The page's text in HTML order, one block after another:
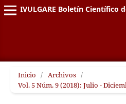
DIVULGARE Boletín Científico
Inicio / Archivos /
Vol. 5 Núm. 9 (2018): Julio -